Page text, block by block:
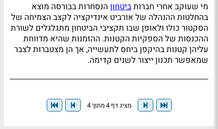
מי שעוקב אחרי חברותביטחון הנסחרות בבורסה מוצא
בהחלטות ההנהלה של אורביט אינדיקציה לקצב הצמיחה של
הסקטור כולו ולאופן שבו תקציבי הביטחון מתגלגלים לשורת
ההכנסות של הספקיות הקטנות. ההזמנות שהיא מדווחת
עליהן קטנות בהיקפן ביחס לתעשייה, אך הן מצטברות לצבר
שמאפשר תכנון ייצור לשנים קדימה.
מציג דף 4 מתוך 4